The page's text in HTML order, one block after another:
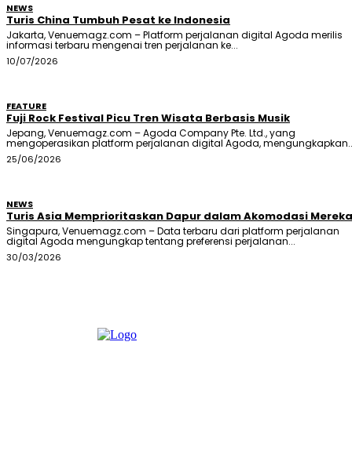
NEWS
Turis China Tumbuh Pesat ke Indonesia
Jakarta, Venuemagz.com – Platform perjalanan digital Agoda merilis
informasi terbaru mengenai tren perjalanan ke...
10/07/2026
FEATURE
Fuji Rock Festival Picu Tren Wisata Berbasis Musik
Jepang, Venuemagz.com – Agoda Company Pte. Ltd., yang
mengoperasikan platform perjalanan digital Agoda,
25/06/2026
NEWS
Turis Asia Memprioritaskan Dapur dalam Akomodasi Mereka
Singapura, Venuemagz.com – Data terbaru dari platform perjalanan
digital Agoda mengungkap tentang preferensi perjalanan...
30/03/2026